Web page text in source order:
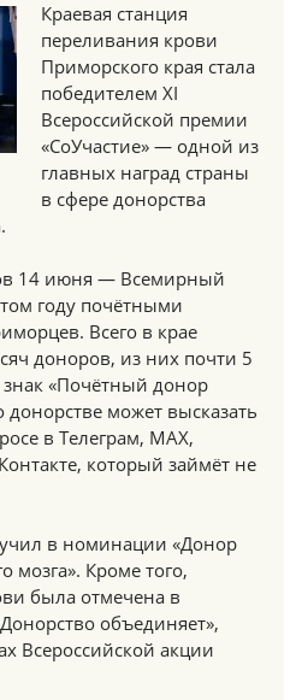
Краевая станция
переливания крови
Приморского края стала
победителем XI
Всероссийской премии
«СоУчастие» — одной из
главных наград страны
в сфере донорства
14 июня — Всемирный
году почётными
Всего в крае
доноров, из них почти 5
«Почётный донор
может высказать
в Телеграм, МАХ,
который займёт не
в номинации «Донор
мозга». Кроме того,
была отмечена в
объединяет»,
Всероссийской акции